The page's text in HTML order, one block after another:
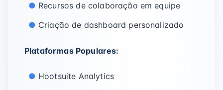
Recursos de colaboração em equipe
Criação de dashboard personalizado
Plataformas Populares:
Hootsuite Analytics